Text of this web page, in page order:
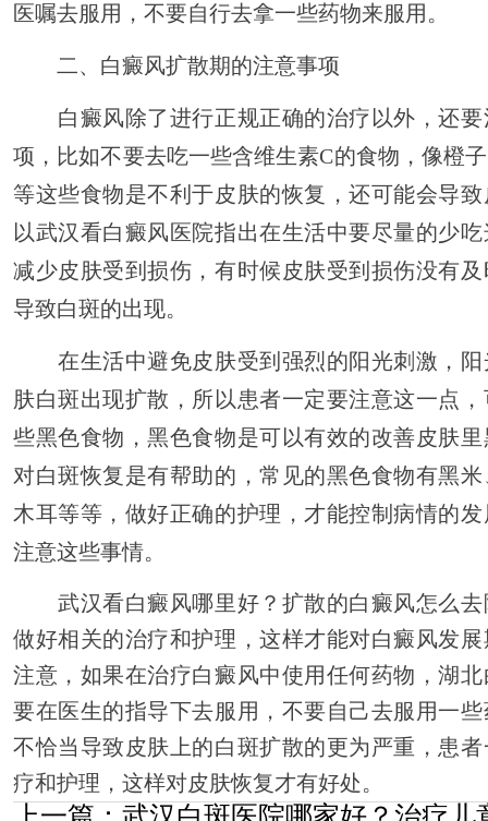
医嘱去服用，不要自行去拿一些药物来服用。
二、白癜风扩散期的注意事项
白癜风除了进行正规正确的治疗以外，还要
项，比如不要去吃一些含维生素C的食物，像橙
等这些食物是不利于皮肤的恢复，还可能会导
以武汉看白癜风医院指出在生活中要尽量的少
减少皮肤受到损伤，有时候皮肤受到损伤没有
导致白斑的出现。
在生活中避免皮肤受到强烈的阳光刺激，阳
肤白斑出现扩散，所以患者一定要注意这一点
些黑色食物，黑色食物是可以有效的改善皮肤
对白斑恢复是有帮助的，常见的黑色食物有黑
木耳等等，做好正确的护理，才能控制病情的
注意这些事情。
武汉看白癜风哪里好？扩散的白癜风怎么去
做好相关的治疗和护理，这样才能对白癜风发
注意，如果在治疗白癜风中使用任何药物，湖
要在医生的指导下去服用，不要自己去服用一
不恰当导致皮肤上的白斑扩散的更为严重，患
疗和护理，这样对皮肤恢复才有好处。